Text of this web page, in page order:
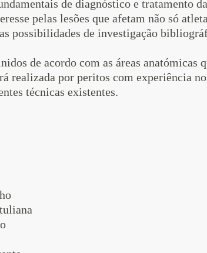
de diagnóstico e tratamento
pelas lesões que afetam não só
possibilidades de investigação
de acordo com as áreas anatómicas
realizada por peritos com experiência
técnicas existentes.